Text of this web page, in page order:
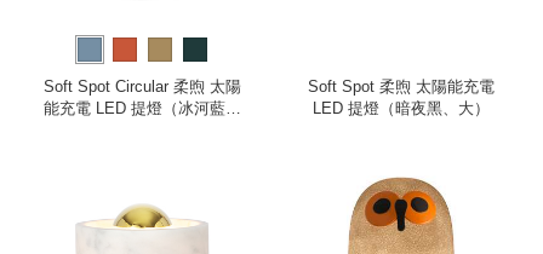
Soft Spot Circular 柔煦 太陽
能充電 LED 提燈（冰河藍、
Soft Spot 柔煦 太陽能充電
LED 提燈（暗夜黑、大）